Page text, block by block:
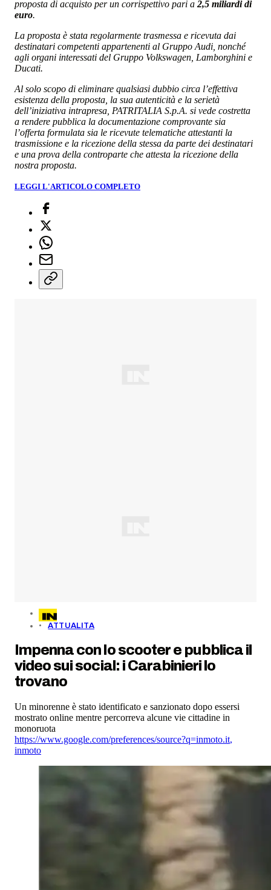
proposta di acquisto per un corrispettivo pari a 2,5 miliardi di
euro.
La proposta è stata regolarmente trasmessa e ricevuta dai
destinatari competenti appartenenti al Gruppo Audi, nonché
agli organi interessati del Gruppo Volkswagen, Lamborghini e
Ducati.
Al solo scopo di eliminare qualsiasi dubbio circa l’effettiva
esistenza della proposta, la sua autenticità e la serietà
dell’iniziativa intrapresa, PATRITALIA S.p.A. si vede costretta
a rendere pubblica la documentazione comprovante sia
l’offerta formulata sia le ricevute telematiche attestanti la
trasmissione e la ricezione della stessa da parte dei destinatari
e una prova della controparte che attesta la ricezione della
nostra proposta.
LEGGI L'ARTICOLO COMPLETO
ATTUALITA
Impenna con lo scooter e pubblica il
video sui social: i Carabinieri lo
trovano
Un minorenne è stato identificato e sanzionato dopo essersi
mostrato online mentre percorreva alcune vie cittadine in
monoruota
https://www.google.com/preferences/source?q=inmoto.it,
inmoto